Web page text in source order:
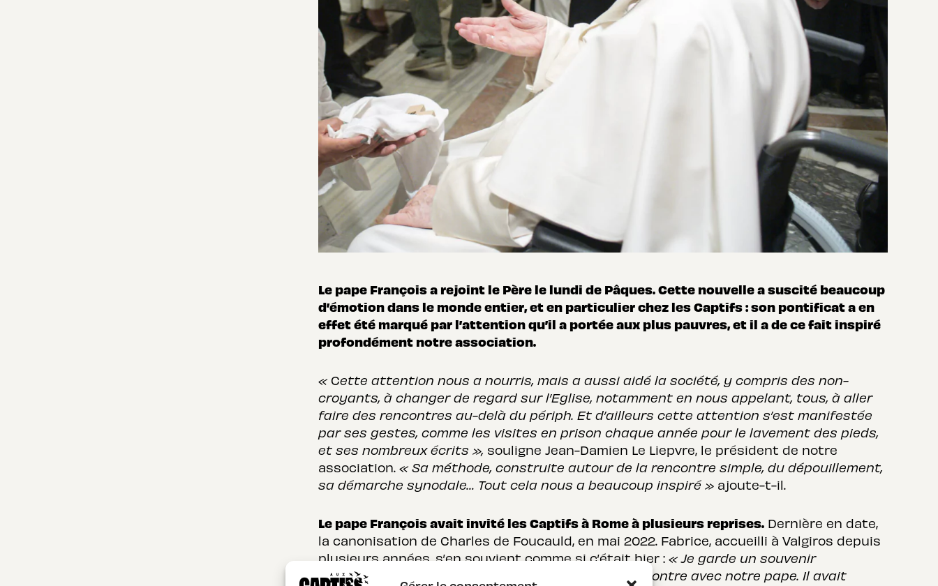
Le pape François a rejoint le Père le lundi de Pâques. Cette nouvelle a suscité beaucoup
d’émotion dans le monde entier, et en particulier chez les Captifs : son pontificat a en
effet été marqué par l’attention qu’il a portée aux plus pauvres, et il a de ce fait inspiré
profondément notre association.
« Cette attention nous a nourris, mais a aussi aidé la société, y compris des non-
croyants, à changer de regard sur l’Eglise, notamment en nous appelant, tous, à aller
faire des rencontres au-delà du périph. Et d’ailleurs cette attention s’est manifestée
par ses gestes, comme les visites en prison chaque année pour le lavement des pieds,
et ses nombreux écrits », souligne Jean-Damien Le Liepvre, le président de notre
association. « Sa méthode, construite autour de la rencontre simple, du dépouillement,
sa démarche synodale… Tout cela nous a beaucoup inspiré » ajoute-t-il.
Le pape François avait invité les Captifs à Rome à plusieurs reprises. Dernière en date,
la canonisation de Charles de Foucauld, en mai 2022. Fabrice, accueilli à Valgiros depuis
plusieurs années, s’en souvient comme si c’était hier : « Je garde un souvenir
exceptionnel de ce voyage à Rome et de cette rencontre avec notre pape. Il avait